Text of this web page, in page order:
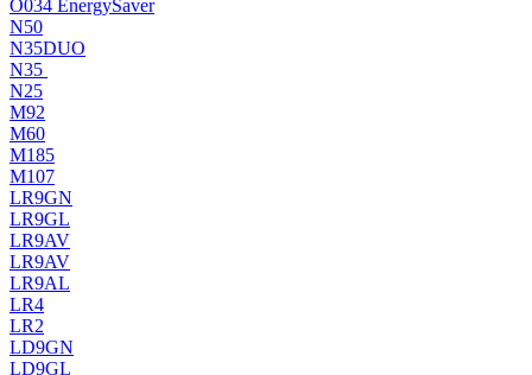
O034 EnergySaver
N50
N35DUO
N35
N25
M92
M60
M185
M107
LR9GN
LR9GL
LR9AV
LR9AV
LR9AL
LR4
LR2
LD9GN
LD9GL